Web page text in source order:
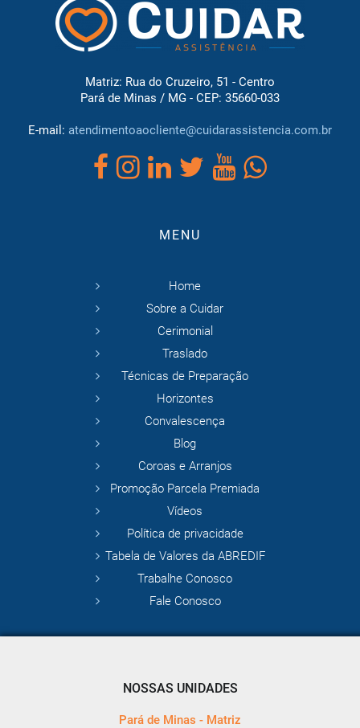
Matriz: Rua do Cruzeiro, 51 - Centro
Pará de Minas / MG - CEP: 35660-033
E-mail: atendimentoaocliente@cuidarassistencia.com.br
MENU
Home
Sobre a Cuidar
Cerimonial
Traslado
Técnicas de Preparação
Horizontes
Convalescença
Blog
Coroas e Arranjos
Promoção Parcela Premiada
Vídeos
Política de privacidade
Tabela de Valores da ABREDIF
Trabalhe Conosco
Fale Conosco
NOSSAS UNIDADES
Pará de Minas - Matriz